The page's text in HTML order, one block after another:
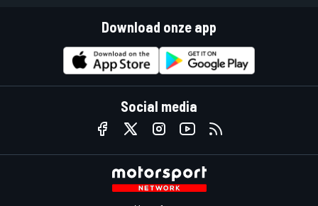
Download onze app
Social media